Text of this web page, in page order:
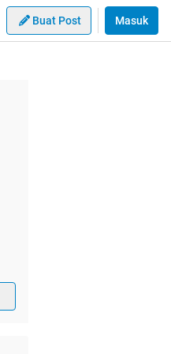
Buat Post Masuk